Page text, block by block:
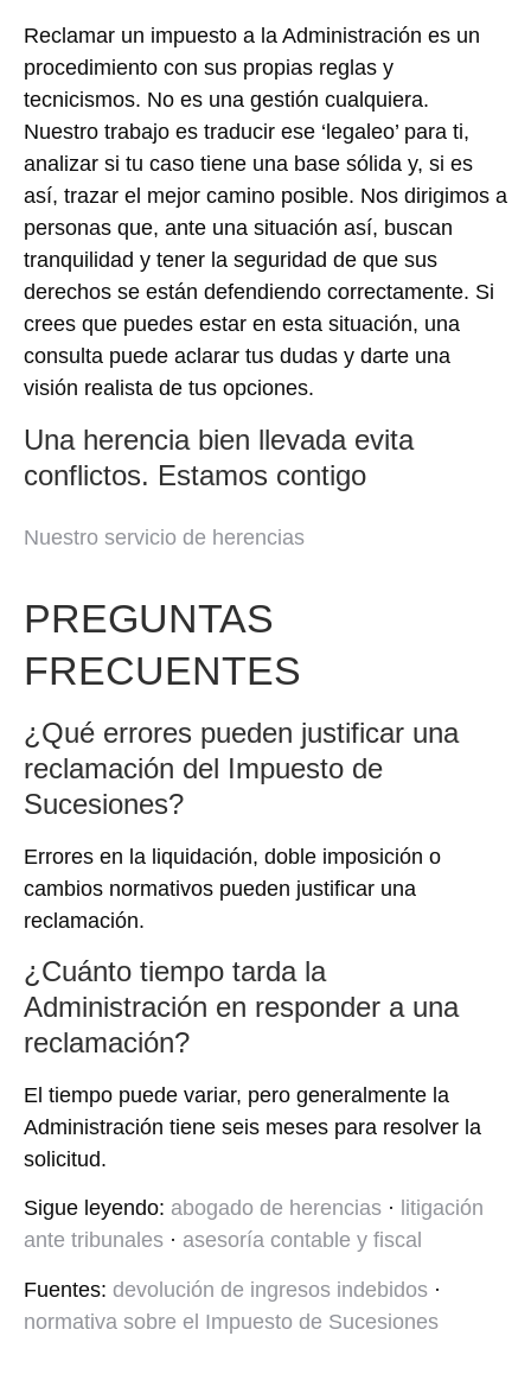
Reclamar un impuesto a la Administración es un
procedimiento con sus propias reglas y
tecnicismos. No es una gestión cualquiera.
Nuestro trabajo es traducir ese ‘legaleo’ para ti,
analizar si tu caso tiene una base sólida y, si es
así, trazar el mejor camino posible. Nos dirigimos a
personas que, ante una situación así, buscan
tranquilidad y tener la seguridad de que sus
derechos se están defendiendo correctamente. Si
crees que puedes estar en esta situación, una
consulta puede aclarar tus dudas y darte una
visión realista de tus opciones.
Una herencia bien llevada evita
conflictos. Estamos contigo
Nuestro servicio de herencias
PREGUNTAS
FRECUENTES
¿Qué errores pueden justificar una
reclamación del Impuesto de
Sucesiones?
Errores en la liquidación, doble imposición o
cambios normativos pueden justificar una
reclamación.
¿Cuánto tiempo tarda la
Administración en responder a una
reclamación?
El tiempo puede variar, pero generalmente la
Administración tiene seis meses para resolver la
solicitud.
Sigue leyendo: abogado de herencias · litigación
ante tribunales · asesoría contable y fiscal
Fuentes: devolución de ingresos indebidos ·
normativa sobre el Impuesto de Sucesiones